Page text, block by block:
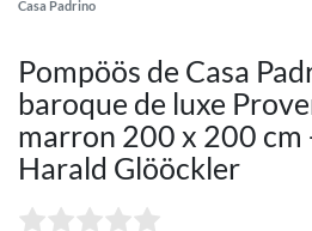
Casa Padrino
Pompöös de Casa
baroque de luxe
marron 200 x 200 cm
Harald Glööckler